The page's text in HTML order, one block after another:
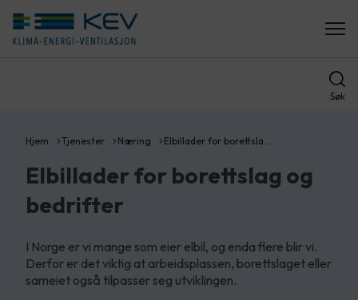
Søk
Hjem Tjenester Næring Elbillader for borettsla…
Elbillader for borettslag og
bedrifter
I Norge er vi mange som eier elbil, og enda flere blir vi.
Derfor er det viktig at arbeidsplassen, borettslaget eller
sameiet også tilpasser seg utviklingen.